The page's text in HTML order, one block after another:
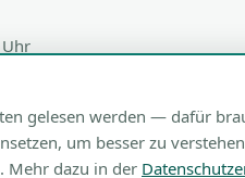
gelesen werden — dafür
um besser zu
Mehr dazu in der